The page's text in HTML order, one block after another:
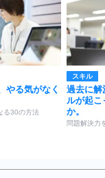
やる気がなく
る30の方法
スキル
過去に解
ルが起こ
か。
問題解決力